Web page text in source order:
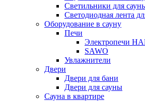
Светильники для
Светодиодная лента
Оборудование в сауну
Печи
Электропечи
SAWO
Увлажнители
Двери
Двери для бани
Двери для сауны
Сауна в квартире